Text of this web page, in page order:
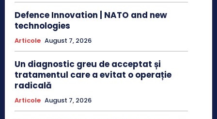
Defence Innovation | NATO and new
technologies
Articole August 7, 2026
Un diagnostic greu de acceptat și
tratamentul care a evitat o operație
radicală
Articole August 7, 2026